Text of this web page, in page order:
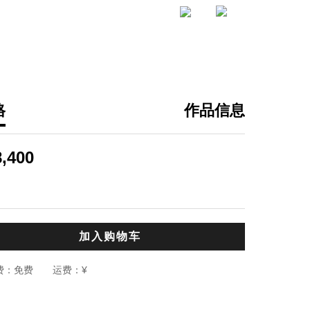
作品信息
加入购物车
免费 运费： ¥
于德
作品通过表现